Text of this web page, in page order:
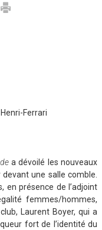
Ferrari
a dévoilé les nouveaux
une salle comble.
en présence de l’adjoint
femmes/hommes,
Laurent Boyer, qui a
fort de l’identité du